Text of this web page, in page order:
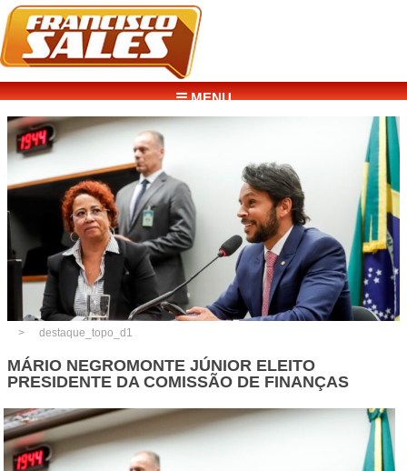
☰ MENU
destaque_topo_d1
MÁRIO NEGROMONTE JÚNIOR ELEITO
PRESIDENTE DA COMISSÃO DE FINANÇAS